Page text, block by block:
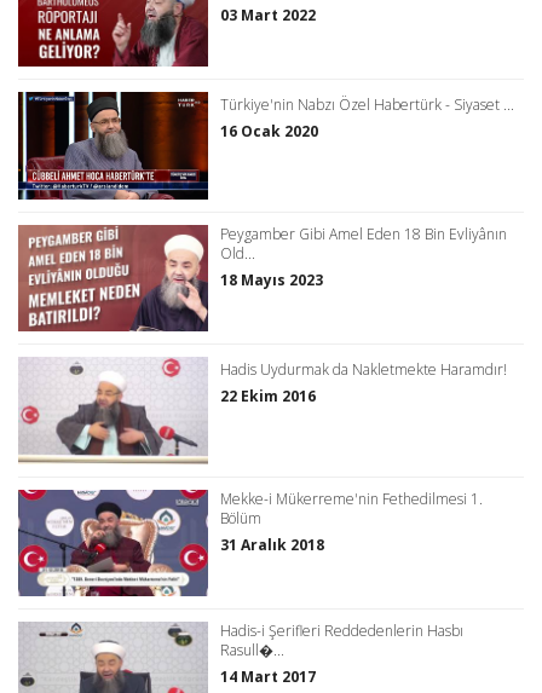
03 Mart 2022
Türkiye'nin Nabzı Özel Habertürk - Siyaset ...
16 Ocak 2020
Peygamber Gibi Amel Eden 18 Bin Evliyânın
Old...
18 Mayıs 2023
Hadis Uydurmak da Nakletmekte Haramdır!
22 Ekim 2016
Mekke-i Mükerreme'nin Fethedilmesi 1.
Bölüm
31 Aralık 2018
Hadis-i Şerifleri Reddedenlerin Hasbı
Rasull�...
14 Mart 2017